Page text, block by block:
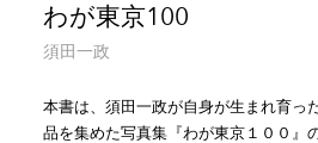
わが東京100
須田一政
本書は、須田一政が自身が生まれ育っ
品を集めた写真集『わが東京１００』